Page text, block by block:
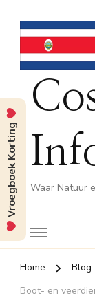
Waar Natuur
Home Blog
Boot- en
Vroegboek Korting